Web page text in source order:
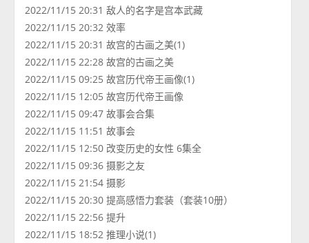
2022/11/15 20:31 敌人的名字是宫本武藏
2022/11/15 20:32 效率
2022/11/15 20:31 故宫的古画之美(1)
2022/11/15 22:28 故宫的古画之美
2022/11/15 09:25 故宫历代帝王画像(1)
2022/11/15 12:05 故宫历代帝王画像
2022/11/15 09:47 故事会合集
2022/11/15 11:51 故事会
2022/11/15 12:50 改变历史的女性 6集全
2022/11/15 09:36 摄影之友
2022/11/15 21:54 摄影
2022/11/15 20:30 提高感悟力套装（套装10册）
2022/11/15 22:56 提升
2022/11/15 18:52 推理小说(1)